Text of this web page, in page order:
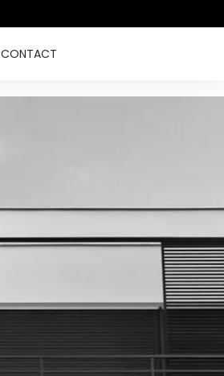
CONTACT